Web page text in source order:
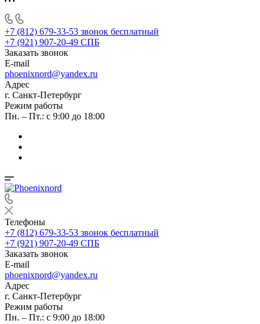
+7 (812) 679-33-53 звонок бесплатный
+7 (921) 907-20-49 СПБ
Заказать звонок
E-mail
phoenixnord@yandex.ru
Адрес
г. Санкт-Петербург
Режим работы
Пн. – Пт.: с 9:00 до 18:00
Телефоны
+7 (812) 679-33-53 звонок бесплатный
+7 (921) 907-20-49 СПБ
Заказать звонок
E-mail
phoenixnord@yandex.ru
Адрес
г. Санкт-Петербург
Режим работы
Пн. – Пт.: с 9:00 до 18:00